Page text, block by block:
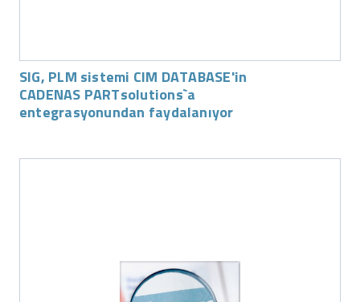
SIG, PLM sistemi CIM DATABASE'in
CADENAS PARTsolutions`a
entegrasyonundan faydalanıyor